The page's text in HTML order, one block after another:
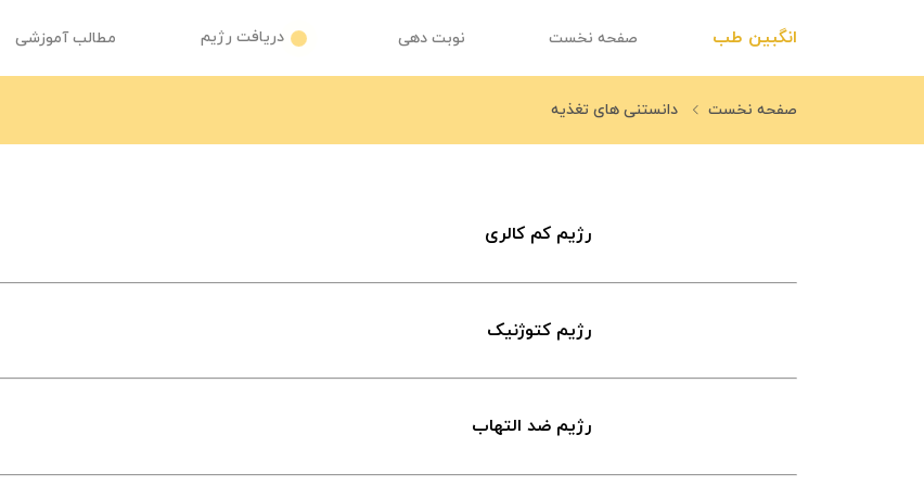
انگبین طب صفحه نخست نوبت دهی دریافت رژیم مطالب آموزشی
صفحه نخست دانستنی های تغذیه
رژیم کم کالری
رژیم کتوژنیک
رژیم ضد التهاب